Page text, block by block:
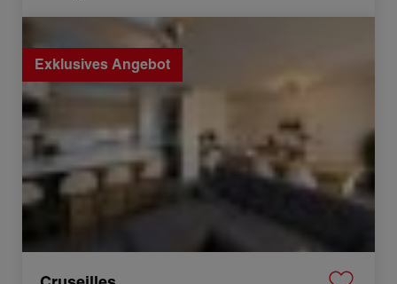
Verkauf Appartement Cruseilles 4 Zimmer 84.94 m²
Exklusives Angebot